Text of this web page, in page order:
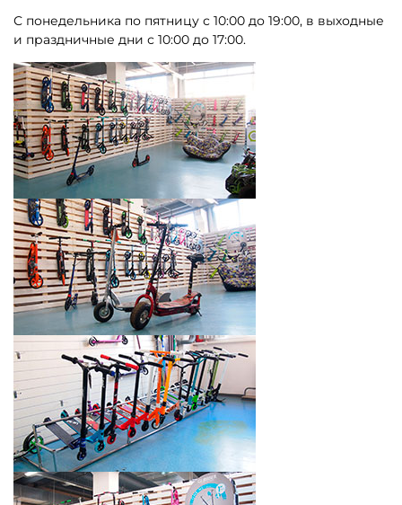
С понедельника по пятницу с 10:00 до 19:00, в выходные
и праздничные дни с 10:00 до 17:00.